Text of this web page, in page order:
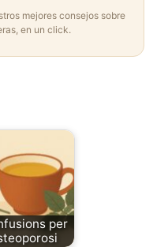
mejores consejos sobre
en un click.
per